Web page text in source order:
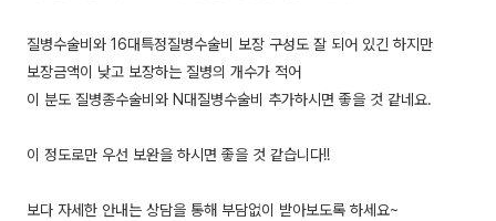
질병수술비와 16대특정질병수술비 보장 구성도 잘 되어 있긴 하지만
보장금액이 낮고 보장하는 질병의 개수가 적어
이 분도 질병종수술비와 N대질병수술비 추가하시면 좋을 것 같네요.
이 정도로만 우선 보완을 하시면 좋을 것 같습니다!!
보다 자세한 안내는 상담을 통해 부담없이 받아보도록 하세요~